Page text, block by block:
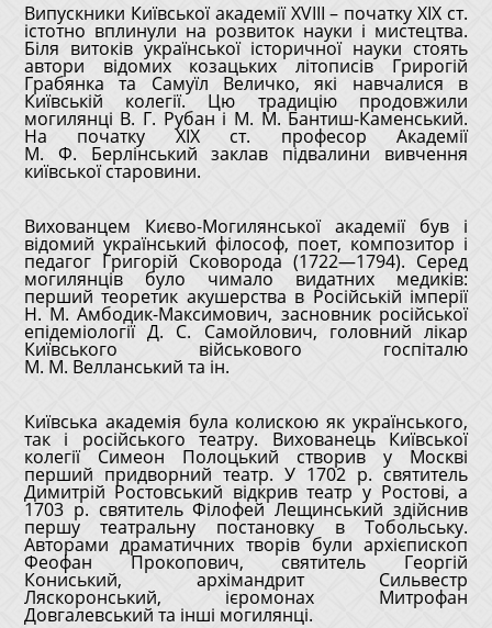
Випускники Київської академії XVIII – початку XIX ст.
істотно вплинули на розвиток науки і мистецтва.
Біля витоків української історичної науки стоять
автори відомих козацьких літописів Грирогій
Грабянка та Самуїл Величко, які навчалися в
Київській колегії. Цю традицію продовжили
могилянці В. Г. Рубан і М. М. Бантиш-Каменський.
На початку XIX ст. професор Академії
М. Ф. Берлінський заклав підвалини вивчення
київської старовини.
Вихованцем Києво-Могилянської академії був і
відомий український філософ, поет, композитор і
педагог Григорій Сковорода (1722—1794). Серед
могилянців було чимало видатних медиків:
перший теоретик акушерства в Російській імперії
Н. М. Амбодик-Максимович, засновник російської
епідеміології Д. С. Самойлович, головний лікар
Київського військового госпіталю
М. М. Велланський та ін.
Київська академія була колискою як українського,
так і російського театру. Вихованець Київської
колегії Симеон Полоцький створив у Москві
перший придворний театр. У 1702 р. святитель
Димитрій Ростовський відкрив театр у Ростові, а
1703 р. святитель Філофей Лещинський здійснив
першу театральну постановку в Тобольську.
Авторами драматичних творів були архієпископ
Феофан Прокопович, святитель Георгій
Кониський, архімандрит Сильвестр
Ляскоронський, ієромонах Митрофан
Довгалевський та інші могилянці.